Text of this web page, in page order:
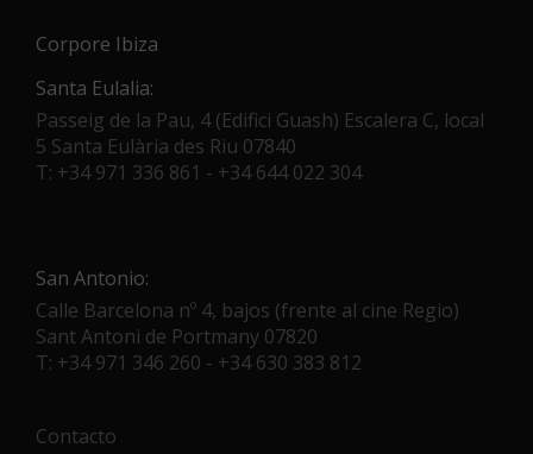
Corpore Ibiza
Santa Eulalia:
Passeig de la Pau, 4 (Edifici Guash) Escalera C, local
5 Santa Eulària des Riu 07840
T: +34 971 336 861 - +34 644 022 304
San Antonio:
Calle Barcelona nº 4, bajos (frente al cine Regio)
Sant Antoni de Portmany 07820
T: +34 971 346 260 - +34 630 383 812
Contacto